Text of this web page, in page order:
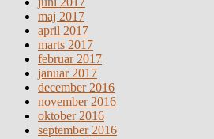
maj 2017
april 2017
marts 2017
februar 2017
januar 2017
december 2016
november 2016
oktober 2016
september 2016